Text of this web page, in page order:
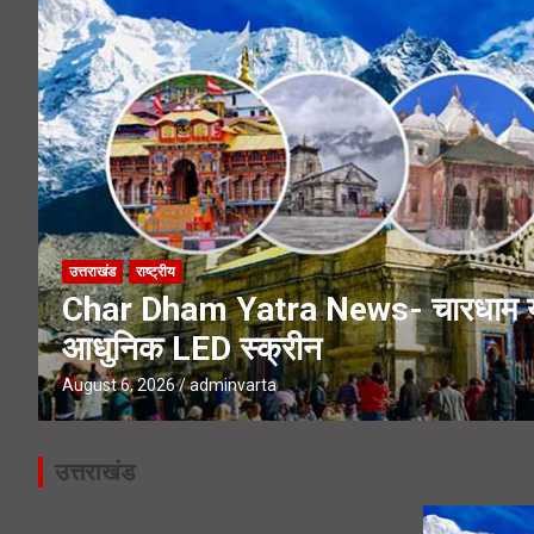
Kanwar Yatra 2026- हरिद्वार पहुंचे
Haridwar Kanwar Yatra- मन्नत
उत्तराखंड राष्ट्रीय
Char Dham Yatra News- चारधाम
आधुनिक LED स्क्रीन
August 6, 2026 adminvarta
उत्तराखंड